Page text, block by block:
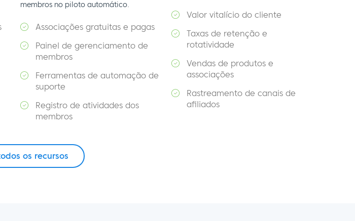
membros no piloto automático.
Associações gratuitas e pagas
Painel de gerenciamento de
membros
Ferramentas de automação de
suporte
Registro de atividades dos
membros
Valor vitalício do cliente
Taxas de retenção e
rotatividade
Vendas de produtos e
associações
Rastreamento de canais de
afiliados
os recursos